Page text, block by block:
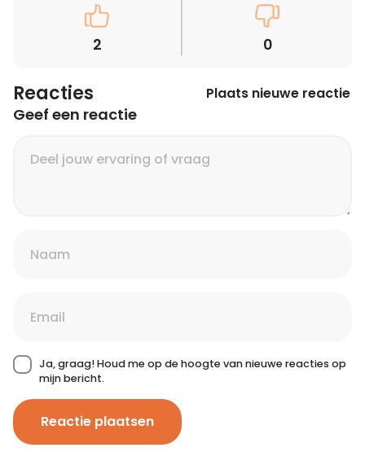
2 0
Reacties Plaats nieuwe reactie
Geef een reactie
Ja, graag! Houd me op de hoogte van nieuwe reacties op
mijn bericht.
Reactie plaatsen